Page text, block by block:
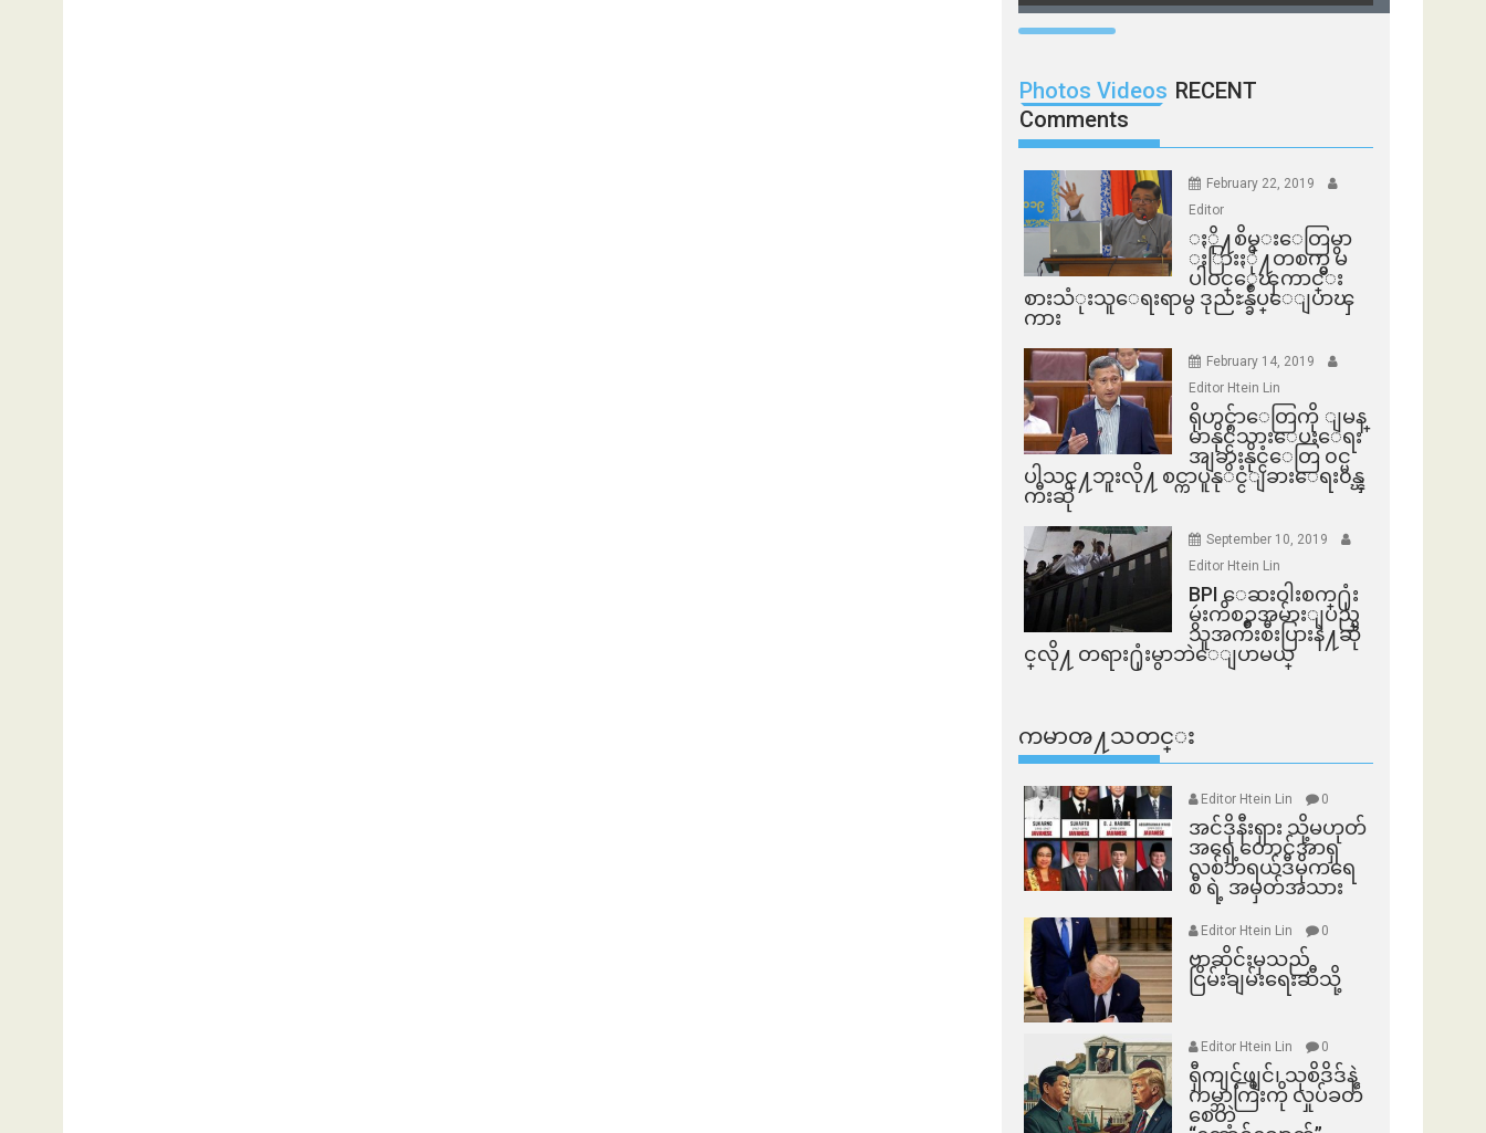
Photos Videos RECENT
Comments
February 22, 2019
Editor
ႏို႔စိမ္းေတြမွာ
ႏြားႏို႔တစက္မွ မ
ပါဝင္ေၾကာင္း
စားသံုးသူေရးရာမွ ဒုညႊန္ခ်ဳပ္ေျပာၾ
ကား
February 14, 2019
Editor Htein Lin
ရိုဟင္ဂ်ာေတြကို ျမန္
မာနိုင္ငံသားေပးေရး
အျခားနိုင္ငံေတြ ၀င္မ
ပါသင္႔ဘူးလို႔ စင္ကာပူနုိင္ငံျခားေရး၀န္ၾ
ကီးဆို
September 10, 2019
Editor Htein Lin
BPI ​ေဆးဝါးစက္​႐ုံး
မွဴးကိစၥအမ်ားျပည္​
သူအက်ိဳးစီးပြားနဲ႔ဆို
င္​လို႔ တရား႐ုံးမွာဘဲေျပာမယ္​
ကမာၻ႔သတင္း
Editor Htein Lin 0
အင်ဒိုနီးရှား သို့မဟုတ်
အရှေ့တောင်အာရှ
လစ်ဘရယ်ဒီမိုကရေ
စီ ရဲ့ အမှတ်အသား
Editor Htein Lin 0
ဗာဆိုင်းမှသည်
ငြိမ်းချမ်းရေးဆီသို့
Editor Htein Lin 0
ရှီကျင့်ဖျင်၊ သုစိဒိဒ်နဲ့
ကမ္ဘာကြီးကို လှုပ်ခတ်
စေတဲ့